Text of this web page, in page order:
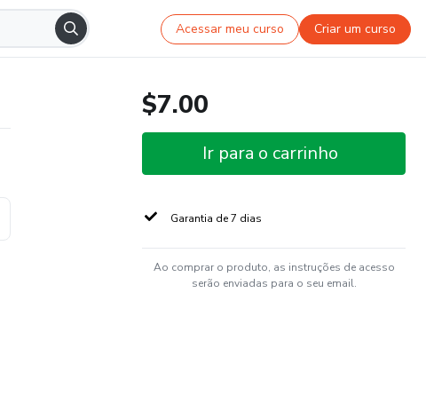
Acessar meu curso Criar um curso
$7.00
Ir para o carrinho
Garantia de 7 dias
Ao comprar o produto, as instruções de acesso
serão enviadas para o seu email.